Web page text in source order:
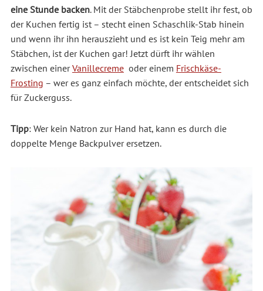
eine Stunde backen. Mit der Stäbchenprobe stellt ihr fest, ob
der Kuchen fertig ist – stecht einen Schaschlik-Stab hinein
und wenn ihr ihn herauszieht und es ist kein Teig mehr am
Stäbchen, ist der Kuchen gar! Jetzt dürft ihr wählen
zwischen einerVanillecremeoder einem Frischkäse-
Frosting – wer es ganz einfach möchte, der entscheidet sich
für Zuckerguss.
Tipp: Wer kein Natron zur Hand hat, kann es durch die
doppelte Menge Backpulver ersetzen.